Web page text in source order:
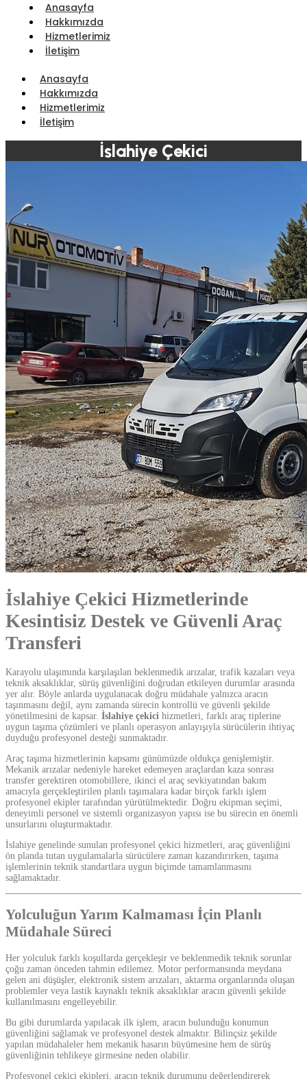
Anasayfa
Hakkımızda
Hizmetlerimiz
İletişim
Anasayfa
Hakkımızda
Hizmetlerimiz
İletişim
İslahiye Çekici
İslahiye Çekici Hizmetlerinde
Kesintisiz Destek ve Güvenli Araç
Transferi
Karayolu ulaşımında karşılaşılan beklenmedik arızalar, trafik kazaları veya
teknik aksaklıklar, sürüş güvenliğini doğrudan etkileyen durumlar arasında
yer alır. Böyle anlarda uygulanacak doğru müdahale yalnızca aracın
taşınmasını değil, aynı zamanda sürecin kontrollü ve güvenli şekilde
yönetilmesini de kapsar. İslahiye çekici hizmetleri, farklı araç tiplerine
uygun taşıma çözümleri ve planlı operasyon anlayışıyla sürücülerin ihtiyaç
duyduğu profesyonel desteği sunmaktadır.
Araç taşıma hizmetlerinin kapsamı günümüzde oldukça genişlemiştir.
Mekanik arızalar nedeniyle hareket edemeyen araçlardan kaza sonrası
transfer gerektiren otomobillere, ikinci el araç sevkiyatından bakım
amacıyla gerçekleştirilen planlı taşımalara kadar birçok farklı işlem
profesyonel ekipler tarafından yürütülmektedir. Doğru ekipman seçimi,
deneyimli personel ve sistemli organizasyon yapısı ise bu sürecin en önemli
unsurlarını oluşturmaktadır.
İslahiye genelinde sunulan profesyonel çekici hizmetleri, araç güvenliğini
ön planda tutan uygulamalarla sürücülere zaman kazandırırken, taşıma
işlemlerinin teknik standartlara uygun biçimde tamamlanmasını
sağlamaktadır.
Yolculuğun Yarım Kalmaması İçin Planlı
Müdahale Süreci
Her yolculuk farklı koşullarda gerçekleşir ve beklenmedik teknik sorunlar
çoğu zaman önceden tahmin edilemez. Motor performansında meydana
gelen ani düşüşler, elektronik sistem arızaları, aktarma organlarında oluşan
problemler veya lastik kaynaklı teknik aksaklıklar aracın güvenli şekilde
kullanılmasını engelleyebilir.
Bu gibi durumlarda yapılacak ilk işlem, aracın bulunduğu konumun
güvenliğini sağlamak ve profesyonel destek almaktır. Bilinçsiz şekilde
yapılan müdahaleler hem mekanik hasarın büyümesine hem de sürüş
güvenliğinin tehlikeye girmesine neden olabilir.
Profesyonel çekici ekipleri, aracın teknik durumunu değerlendirerek